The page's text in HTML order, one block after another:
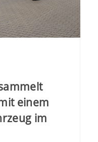
einem
im